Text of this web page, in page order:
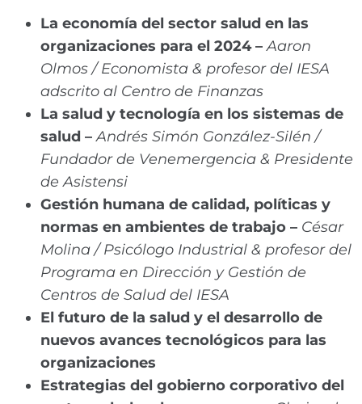
La economía del sector salud en las
organizaciones para el 2024 –Aaron
Olmos / Economista & profesor del IESA
adscrito al Centro de Finanzas
La salud y tecnología en los sistemas de
salud –Andrés Simón González-Silén /
Fundador de Venemergencia & Presidente
de Asistensi
Gestión humana de calidad, políticas y
normas en ambientes de trabajo – César
Molina / Psicólogo Industrial & profesor del
Programa en Dirección y Gestión de
Centros de Salud del IESA
El futuro de la salud y el desarrollo de
nuevos avances tecnológicos para las
organizaciones
Estrategias del gobierno corporativo del